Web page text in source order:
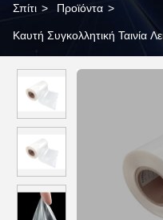
Σπίτι > Προϊόντα >
Καυτή Συγκολλητική Ταινία
υφάσματος